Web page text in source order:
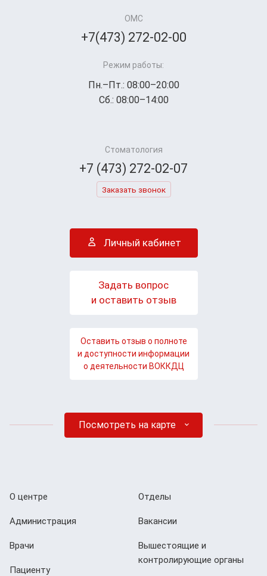
ОМС
+7(473) 272-02-00
Режим работы:
Пн.–Пт.: 08:00–20:00
Сб.: 08:00–14:00
Стоматология
+7 (473) 272-02-07
Заказать звонок
Личный кабинет
Задать вопрос
и оставить отзыв
Оставить отзыв о полноте
и доступности информации
о деятельности ВОККДЦ
Посмотреть на карте
О центре
Администрация
Врачи
Пациенту
Отделы
Вакансии
Вышестоящие и
контролирующие органы